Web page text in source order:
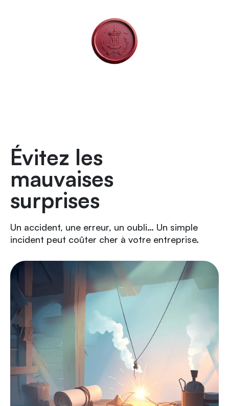
Évitez les
mauvaises
surprises
Un accident, une erreur, un oubli… Un simple
incident peut coûter cher à votre entreprise.